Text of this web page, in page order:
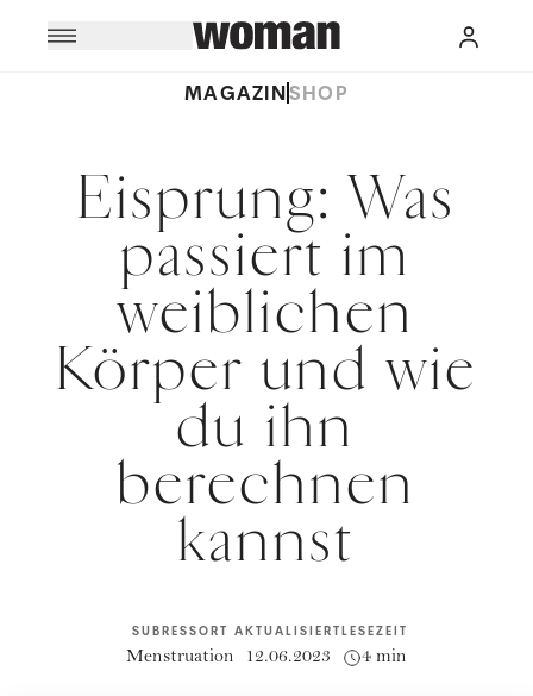
MAGAZINSHOP
Eisprung: Was
passiert im
weiblichen
Körper und wie
du ihn
berechnen
kannst
SUBRESSORT
Menstruation
AKTUALISIERT
12.06.2023
LESEZEIT
4 min